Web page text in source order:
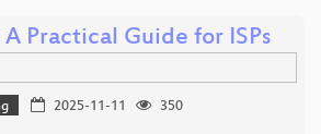
A Practical Guide for ISPs
2025-11-11
350